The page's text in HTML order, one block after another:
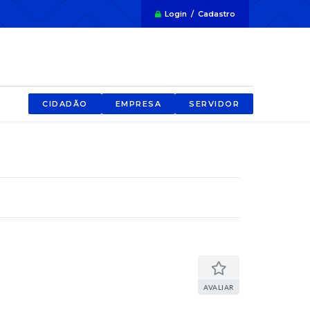
Login / Cadastro
CIDADÃO EMPRESA SERVIDOR
AVALIAR